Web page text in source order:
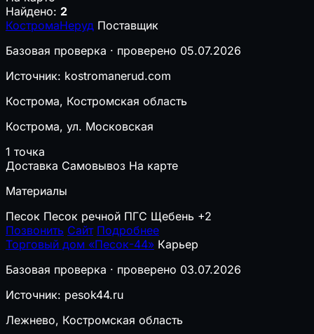
Найдено: 2
КостромаНеруд Поставщик
Базовая проверка · проверено 05.07.2026
Источник: kostromanerud.com
Кострома, Костромская область
Кострома, ул. Московская
1 точка
Доставка Самовывоз На карте
Материалы
Песок Песок речной ПГС Щебень +2
Позвонить Сайт Подробнее
Торговый дом «Песок-44» Карьер
Базовая проверка · проверено 03.07.2026
Источник: pesok44.ru
Лежнево, Костромская область